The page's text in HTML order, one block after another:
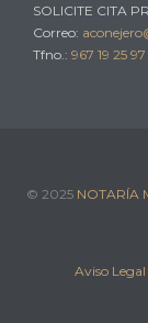
SOLICITE CITA
Correo:
Tfno.: 967 19 25 97
© 2025 NOTARÍA
Aviso Legal